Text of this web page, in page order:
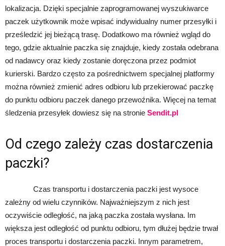
lokalizacja. Dzięki specjalnie zaprogramowanej wyszukiwarce
paczek użytkownik może wpisać indywidualny numer przesyłki i
prześledzić jej bieżącą trasę. Dodatkowo ma również wgląd do
tego, gdzie aktualnie paczka się znajduje, kiedy została odebrana
od nadawcy oraz kiedy zostanie doręczona przez podmiot
kurierski. Bardzo często za pośrednictwem specjalnej platformy
można również zmienić adres odbioru lub przekierować paczkę
do punktu odbioru paczek danego przewoźnika. Więcej na temat
śledzenia przesyłek dowiesz się na stronie Sendit.pl
Od czego zależy czas dostarczenia
paczki?
Czas transportu i dostarczenia paczki jest wysoce
zależny od wielu czynników. Najważniejszym z nich jest
oczywiście odległość, na jaką paczka została wysłana. Im
większa jest odległość od punktu odbioru, tym dłużej będzie trwał
proces transportu i dostarczenia paczki. Innym parametrem,